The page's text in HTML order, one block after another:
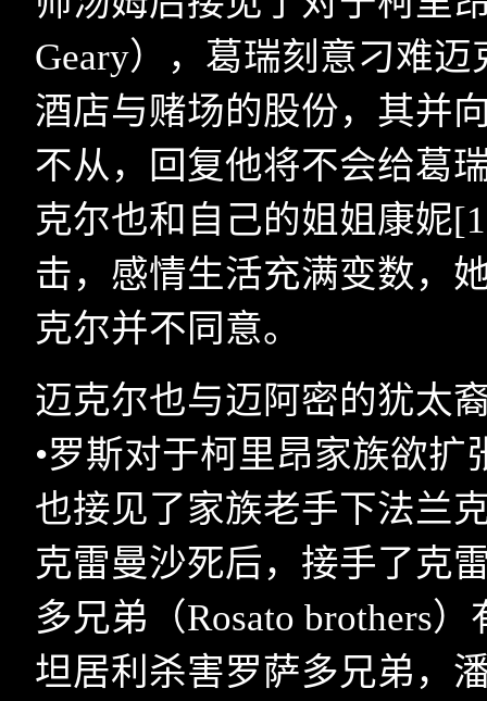
Geary），葛瑞刻意刁难
酒店与赌场的股份，其并
不从，回复他将不会给葛
克尔也和自己的姐姐康妮
击，感情生活充满变数，
克尔并不同意。
迈克尔也与迈阿密的犹太
•罗斯对于柯里昂家族欲
也接见了家族老手下法兰
克雷曼沙死后，接手了克
多兄弟（Rosato brothers）
坦居利杀害罗萨多兄弟，